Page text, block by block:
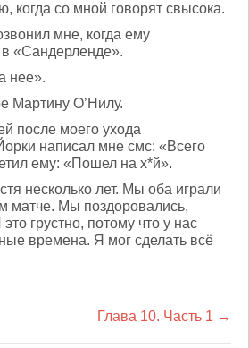
когда со мной говорят свысока.
мне, когда ему
«Сандерленде».
нее».
Мартину О’Нилу.
после моего ухода
написал мне смс: «Всего
ему: «Пошел на х*й».
несколько лет. Мы оба играли
матче. Мы поздоровались,
грустно, потому что у нас
времена. Я мог сделать всё
Глава 10. Часть 1 →